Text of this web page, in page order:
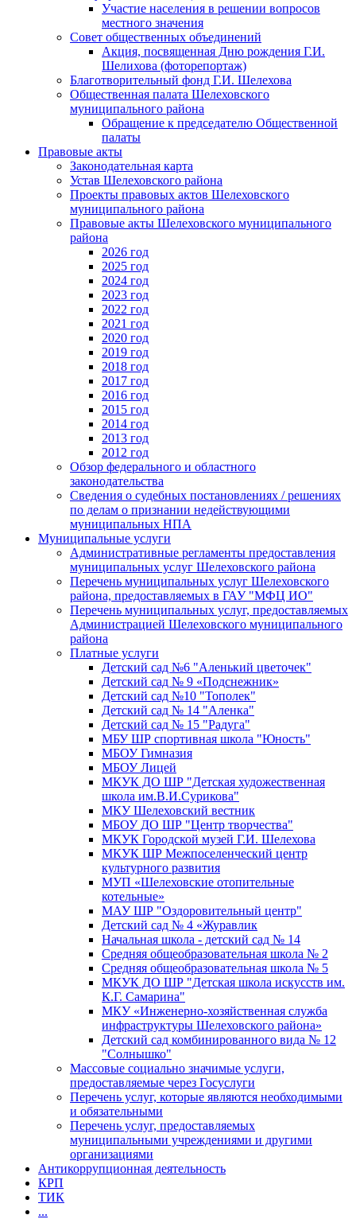
Участие населения в решении вопросов
местного значения
Совет общественных объединений
Акция, посвященная Дню рождения Г.И.
Шелихова (фоторепортаж)
Благотворительный фонд Г.И. Шелехова
Общественная палата Шелеховского
муниципального района
Обращение к председателю Общественной
палаты
Правовые акты
Законодательная карта
Устав Шелеховского района
Проекты правовых актов Шелеховского
муниципального района
Правовые акты Шелеховского муниципального
района
2026 год
2025 год
2024 год
2023 год
2022 год
2021 год
2020 год
2019 год
2018 год
2017 год
2016 год
2015 год
2014 год
2013 год
2012 год
Обзор федерального и областного
законодательства
Сведения о судебных постановлениях / решениях
по делам о признании недействующими
муниципальных НПА
Муниципальные услуги
Административные регламенты предоставления
муниципальных услуг Шелеховского района
Перечень муниципальных услуг Шелеховского
района, предоставляемых в ГАУ "МФЦ ИО"
Перечень муниципальных услуг, предоставляемых
Администрацией Шелеховского муниципального
района
Платные услуги
Детский сад №6 "Аленький цветочек"
Детский сад № 9 «Подснежник»
Детский сад №10 "Тополек"
Детский сад № 14 "Аленка"
Детский сад № 15 "Радуга"
МБУ ШР спортивная школа "Юность"
МБОУ Гимназия
МБОУ Лицей
МКУК ДО ШР "Детская художественная
школа им.В.И.Сурикова"
МКУ Шелеховский вестник
МБОУ ДО ШР "Центр творчества"
МКУК Городской музей Г.И. Шелехова
МКУК ШР Межпоселенческий центр
культурного развития
МУП «Шелеховские отопительные
котельные»
МАУ ШР "Оздоровительный центр"
Детский сад № 4 «Журавлик
Начальная школа - детский сад № 14
Средняя общеобразовательная школа № 2
Средняя общеобразовательная школа № 5
МКУК ДО ШР "Детская школа искусств им.
К.Г. Самарина"
МКУ «Инженерно-хозяйственная служба
инфраструктуры Шелеховского района»
Детский сад комбинированного вида № 12
"Солнышко"
Массовые социально значимые услуги,
предоставляемые через Госуслуги
Перечень услуг, которые являются необходимыми
и обязательными
Перечень услуг, предоставляемых
муниципальными учреждениями и другими
организациями
Антикоррупционная деятельность
КРП
ТИК
...